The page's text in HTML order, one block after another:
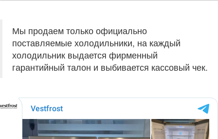
Мы продаем только официально
поставляемые холодильники, на каждый
холодильник выдается фирменный
гарантийный талон и выбивается кассовый чек.